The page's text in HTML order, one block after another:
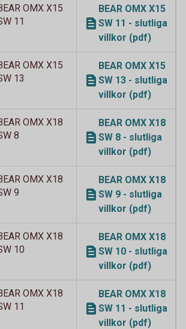
OMX X15
11
BEAR OMX X15
SW 11 - slutliga
villkor (pdf)
OMX X15
13
BEAR OMX X15
SW 13 - slutliga
villkor (pdf)
OMX X18
8
BEAR OMX X18
SW 8 - slutliga
villkor (pdf)
OMX X18
9
BEAR OMX X18
SW 9 - slutliga
villkor (pdf)
OMX X18
10
BEAR OMX X18
SW 10 - slutliga
villkor (pdf)
OMX X18
11
BEAR OMX X18
SW 11 - slutliga
villkor (pdf)